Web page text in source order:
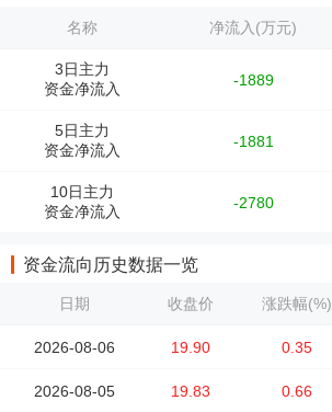
名称 净流入(万元)
3日主力
资金净流入
-1889
5日主力
资金净流入
-1881
10日主力
资金净流入
-2780
资金流向历史数据一览
日期 收盘价 涨跌幅(%)
2026-08-06 19.90 0.35
2026-08-05 19.83 0.66